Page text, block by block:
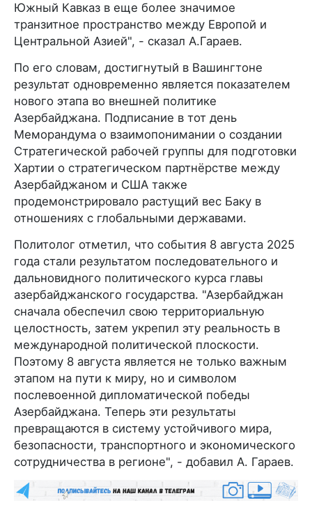
Южный Кавказ в еще более значимое
транзитное пространство между Европой и
Центральной Азией", - сказал А.Гараев.
По его словам, достигнутый в Вашингтоне
результат одновременно является показателем
нового этапа во внешней политике
Азербайджана. Подписание в тот день
Меморандума о взаимопонимании о создании
Стратегической рабочей группы для подготовки
Хартии о стратегическом партнёрстве между
Азербайджаном и США также
продемонстрировало растущий вес Баку в
отношениях с глобальными державами.
Политолог отметил, что события 8 августа 2025
года стали результатом последовательного и
дальновидного политического курса главы
азербайджанского государства. "Азербайджан
сначала обеспечил свою территориальную
целостность, затем укрепил эту реальность в
международной политической плоскости.
Поэтому 8 августа является не только важным
этапом на пути к миру, но и символом
послевоенной дипломатической победы
Азербайджана. Теперь эти результаты
превращаются в систему устойчивого мира,
безопасности, транспортного и экономического
сотрудничества в регионе", - добавил А. Гараев.